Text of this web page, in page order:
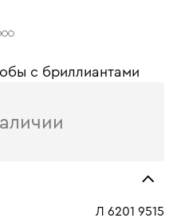
с бриллиантами
Л 6201 9515